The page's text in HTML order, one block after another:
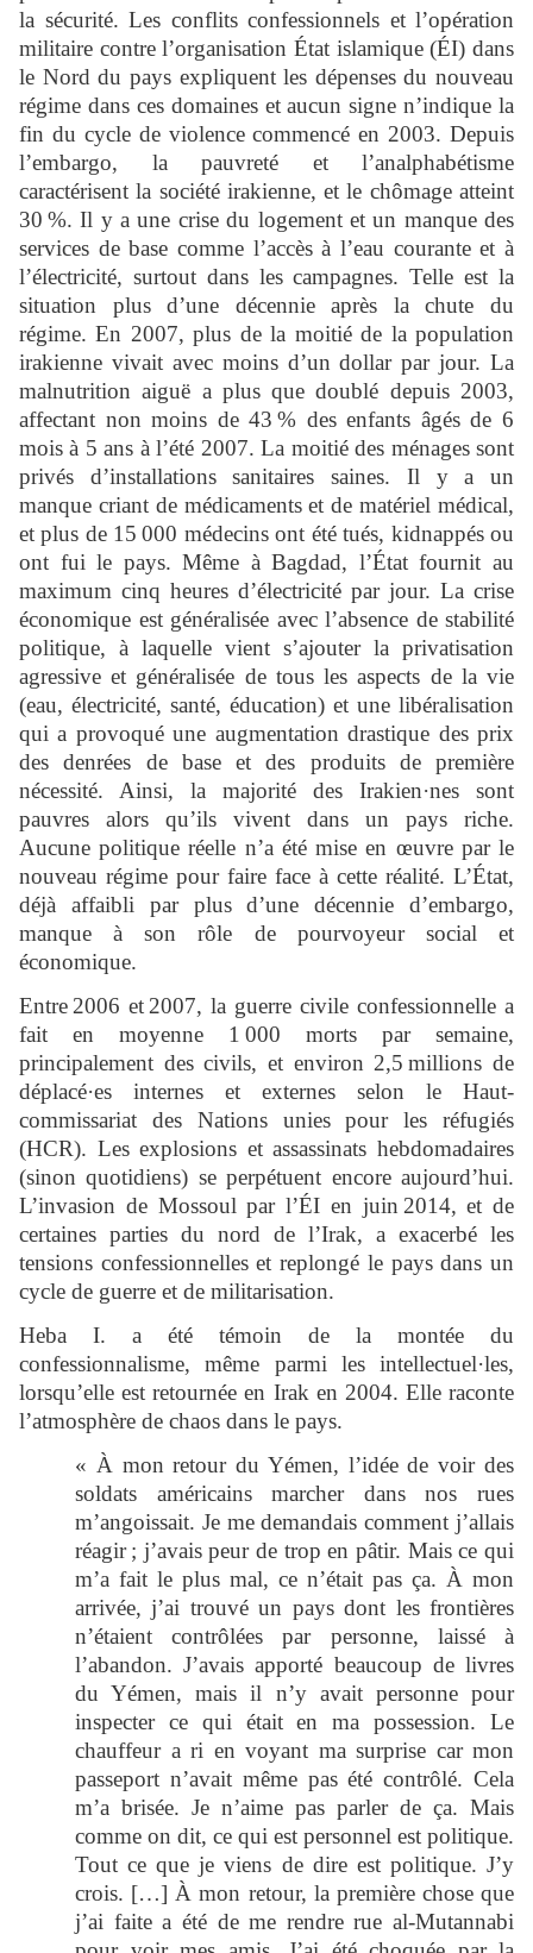
la sécurité. Les conflits confessionnels et l’opération
militaire contre l’organisation État islamique (ÉI) dans
le Nord du pays expliquent les dépenses du nouveau
régime dans ces domaines et aucun signe n’indique la
fin du cycle de violence commencé en 2003. Depuis
l’embargo, la pauvreté et l’analphabétisme
caractérisent la société irakienne, et le chômage atteint
30 %. Il y a une crise du logement et un manque des
services de base comme l’accès à l’eau courante et à
l’électricité, surtout dans les campagnes. Telle est la
situation plus d’une décennie après la chute du
régime. En 2007, plus de la moitié de la population
irakienne vivait avec moins d’un dollar par jour. La
malnutrition aiguë a plus que doublé depuis 2003,
affectant non moins de 43 % des enfants âgés de 6
mois à 5 ans à l’été 2007. La moitié des ménages sont
privés d’installations sanitaires saines. Il y a un
manque criant de médicaments et de matériel médical,
et plus de 15 000 médecins ont été tués, kidnappés ou
ont fui le pays. Même à Bagdad, l’État fournit au
maximum cinq heures d’électricité par jour. La crise
économique est généralisée avec l’absence de stabilité
politique, à laquelle vient s’ajouter la privatisation
agressive et généralisée de tous les aspects de la vie
(eau, électricité, santé, éducation) et une libéralisation
qui a provoqué une augmentation drastique des prix
des denrées de base et des produits de première
nécessité. Ainsi, la majorité des Irakien·nes sont
pauvres alors qu’ils vivent dans un pays riche.
Aucune politique réelle n’a été mise en œuvre par le
nouveau régime pour faire face à cette réalité. L’État,
déjà affaibli par plus d’une décennie d’embargo,
manque à son rôle de pourvoyeur social et
économique.
Entre 2006 et 2007, la guerre civile confessionnelle a
fait en moyenne 1 000 morts par semaine,
principalement des civils, et environ 2,5 millions de
déplacé·es internes et externes selon le Haut-
commissariat des Nations unies pour les réfugiés
(HCR). Les explosions et assassinats hebdomadaires
(sinon quotidiens) se perpétuent encore aujourd’hui.
L’invasion de Mossoul par l’ÉI en juin 2014, et de
certaines parties du nord de l’Irak, a exacerbé les
tensions confessionnelles et replongé le pays dans un
cycle de guerre et de militarisation.
Heba I. a été témoin de la montée du
confessionnalisme, même parmi les intellectuel·les,
lorsqu’elle est retournée en Irak en 2004. Elle raconte
l’atmosphère de chaos dans le pays.
« À mon retour du Yémen, l’idée de voir des
soldats américains marcher dans nos rues
m’angoissait. Je me demandais comment j’allais
réagir ; j’avais peur de trop en pâtir. Mais ce qui
m’a fait le plus mal, ce n’était pas ça. À mon
arrivée, j’ai trouvé un pays dont les frontières
n’étaient contrôlées par personne, laissé à
l’abandon. J’avais apporté beaucoup de livres
du Yémen, mais il n’y avait personne pour
inspecter ce qui était en ma possession. Le
chauffeur a ri en voyant ma surprise car mon
passeport n’avait même pas été contrôlé. Cela
m’a brisée. Je n’aime pas parler de ça. Mais
comme on dit, ce qui est personnel est politique.
Tout ce que je viens de dire est politique. J’y
crois. […] À mon retour, la première chose que
j’ai faite a été de me rendre rue al-Mutannabi